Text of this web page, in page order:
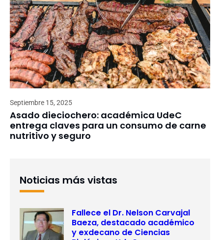
Septiembre 15, 2025
Asado dieciochero: académica UdeC
entrega claves para un consumo de carne
nutritivo y seguro
Noticias más vistas
Fallece el Dr. Nelson Carvajal
Baeza, destacado académico
y exdecano de Ciencias